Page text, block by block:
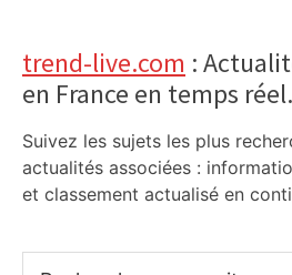
trend-live.com :
en France en temps réel.
Suivez les sujets les plus
actualités associées :
et classement actualisé en